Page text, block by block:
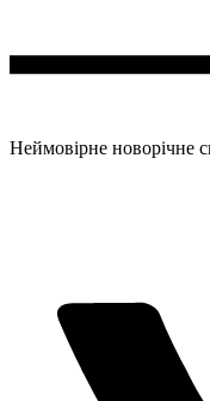
Неймовірне новорічне